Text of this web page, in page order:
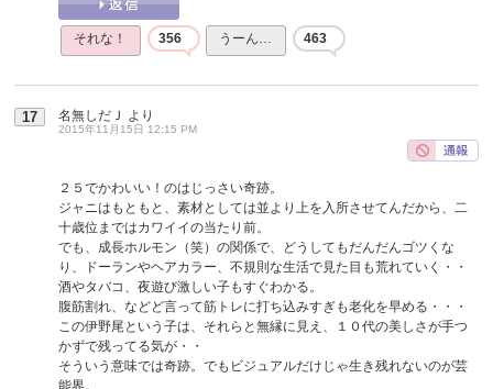
それな！ 356 うーん… 463
17 名無しだＪ より
2015年11月15日 12:15 PM
２５でかわいい！のはじっさい奇跡。
ジャニはもともと、素材としては並より上を入所させてんだから、二
十歳位まではカワイイの当たり前。
でも、成長ホルモン（笑）の関係で、どうしてもだんだんゴツくな
り、ドーランやヘアカラー、不規則な生活で見た目も荒れていく・・
酒やタバコ、夜遊び激しい子もすぐわかる。
腹筋割れ、などど言って筋トレに打ち込みすぎも老化を早める・・・
この伊野尾という子は、それらと無縁に見え、１０代の美しさが手つ
かずで残ってる気が・・
そういう意味では奇跡。でもビジュアルだけじゃ生き残れないのが芸
能界。